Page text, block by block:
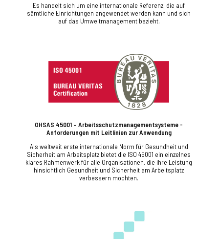
Es handelt sich um eine internationale Referenz, die auf
sämtliche Einrichtungen angewendet werden kann und sich
auf das Umweltmanagement bezieht.
OHSAS 45001 – Arbeitsschutzmanagementsysteme -
Anforderungen mit Leitlinien zur Anwendung
Als weltweit erste internationale Norm für Gesundheit und
Sicherheit am Arbeitsplatz bietet die ISO 45001 ein einzelnes
klares Rahmenwerk für alle Organisationen, die ihre Leistung
hinsichtlich Gesundheit und Sicherheit am Arbeitsplatz
verbessern möchten.